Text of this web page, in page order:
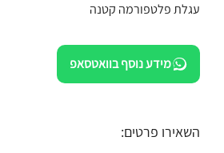
עגלת פלטפורמה קטנה
מידע נוסף בוואטסאפ
השאירו פרטים: